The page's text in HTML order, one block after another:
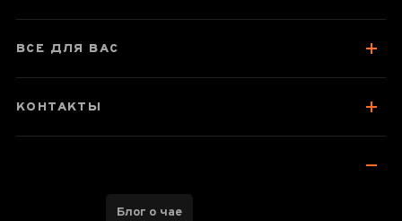
Посуда для заваривания
Хранение и упаковка
Лучшее для чаепития
Отзывы чаеманов 2
ВСЕ ДЛЯ ВАС
КОНТАКТЫ
Блог о чае